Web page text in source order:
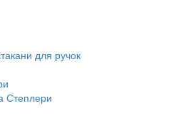
для ручок
Степлери